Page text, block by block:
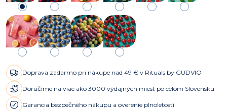
Doprava zadarmo pri nákupe nad 49 € v Rituals by GUDVIO
Doručíme na viac ako 3000 výdajných miest po celom Slovensku
Garancia bezpečného nákupu a overenie plnoletosti